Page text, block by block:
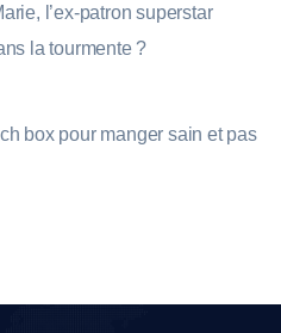
l’ex-patron superstar
la tourmente ?
box pour manger sain et pas